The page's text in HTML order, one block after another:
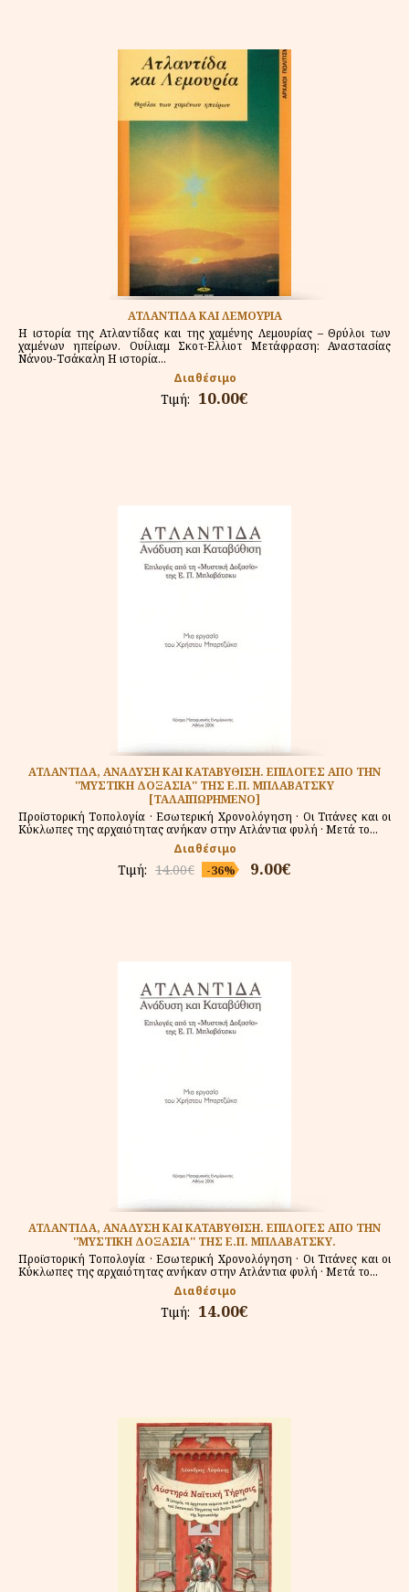
ΑΤΛΑΝΤΙΔΑ ΚΑΙ ΛΕΜΟΥΡΙΑ
Η ιστορία της Ατλαντίδας και της χαμένης Λεμουρίας – Θρύλοι των
χαμένων ηπείρων. Ουίλιαμ Σκοτ-Ελλιοτ Μετάφραση: Αναστασίας
Νάνου-Τσάκαλη Η ιστορία...
Διαθέσιμο
Τιμή: 10.00€
ΑΤΛΑΝΤΙΔΑ, ΑΝΑΔΥΣΗ ΚΑΙ ΚΑΤΑΒΥΘΙΣΗ. ΕΠΙΛΟΓΕΣ ΑΠΟ ΤΗΝ
''ΜΥΣΤΙΚΗ ΔΟΞΑΣΙΑ'' ΤΗΣ Ε.Π. ΜΠΛΑΒΑΤΣΚΥ
[ΤΑΛΑΙΠΩΡΗΜΕΝΟ]
Προϊστορική Τοπολογία · Εσωτερική Χρονολόγηση · Οι Τιτάνες και οι
Κύκλωπες της αρχαιότητας ανήκαν στην Ατλάντια φυλή · Μετά το...
Διαθέσιμο
Τιμή: 14.00€ -36% 9.00€
ΑΤΛΑΝΤΙΔΑ, ΑΝΑΔΥΣΗ ΚΑΙ ΚΑΤΑΒΥΘΙΣΗ. ΕΠΙΛΟΓΕΣ ΑΠΟ ΤΗΝ
''ΜΥΣΤΙΚΗ ΔΟΞΑΣΙΑ'' ΤΗΣ Ε.Π. ΜΠΛΑΒΑΤΣΚΥ.
Προϊστορική Τοπολογία · Εσωτερική Χρονολόγηση · Οι Τιτάνες και οι
Κύκλωπες της αρχαιότητας ανήκαν στην Ατλάντια φυλή · Μετά το...
Διαθέσιμο
Τιμή: 14.00€